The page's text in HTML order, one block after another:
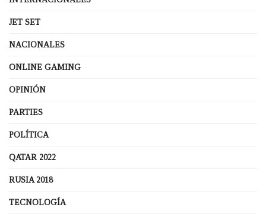
JET SET
NACIONALES
ONLINE GAMING
OPINIÓN
PARTIES
POLÍTICA
QATAR 2022
RUSIA 2018
TECNOLOGÍA